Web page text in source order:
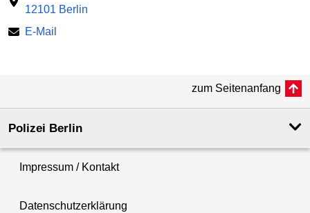
12101 Berlin
E-Mail
zum Seitenanfang
Polizei Berlin
Impressum / Kontakt
Datenschutzerklärung